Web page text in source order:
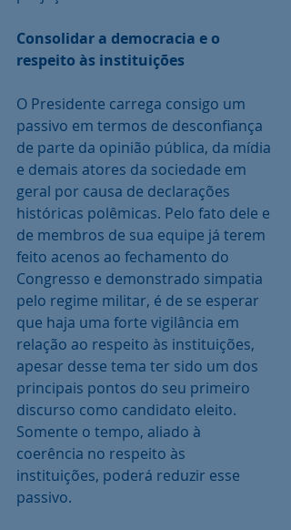
Consolidar a democracia e o
respeito às instituições
O Presidente carrega consigo um
passivo em termos de desconfiança
de parte da opinião pública, da mídia
e demais atores da sociedade em
geral por causa de declarações
históricas polêmicas. Pelo fato dele e
de membros de sua equipe já terem
feito acenos ao fechamento do
Congresso e demonstrado simpatia
pelo regime militar, é de se esperar
que haja uma forte vigilância em
relação ao respeito às instituições,
apesar desse tema ter sido um dos
principais pontos do seu primeiro
discurso como candidato eleito.
Somente o tempo, aliado à
coerência no respeito às
instituições, poderá reduzir esse
passivo.